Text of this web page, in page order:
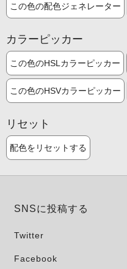
この色の配色ジェネレーター
カラーピッカー
この色のHSLカラーピッカー
この色のHSVカラーピッカー
リセット
配色をリセットする
SNSに投稿する
Twitter
Facebook